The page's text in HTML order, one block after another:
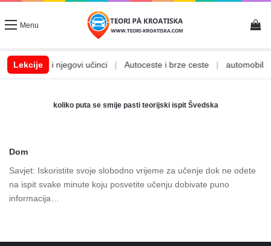
Menu
Lekcije
Alkohol i njegovi učinci Autoceste i brze ceste
koliko puta se smije pasti teorijski ispit Švedska
Dom
Savjet: Iskoristite svoje slobodno vrijeme za učenje dok ne odete
na ispit svake minute koju posvetite učenju dobivate puno
informacija…